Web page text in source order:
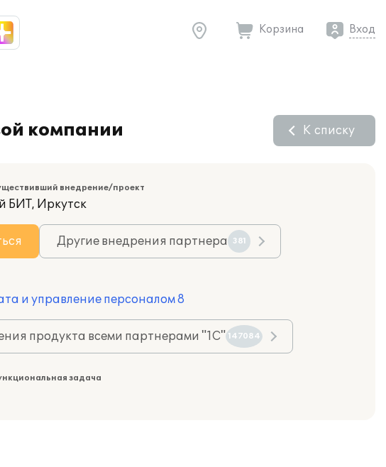
Корзина Вход
компании К списку
внедрение/проект
БИТ, Иркутск
Другие внедрения партнера 381
и управление персоналом 8
продукта всеми партнерами "1С" 147084
задача